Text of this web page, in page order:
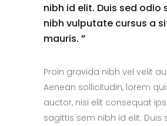
nibh id elit. Duis sed odio
nibh vulputate cursus a
mauris. ”
Proin gravida nibh vel velit
Aenean sollicitudin, lorem
auctor, nisi elit consequat
sagittis sem nibh id elit. Duis